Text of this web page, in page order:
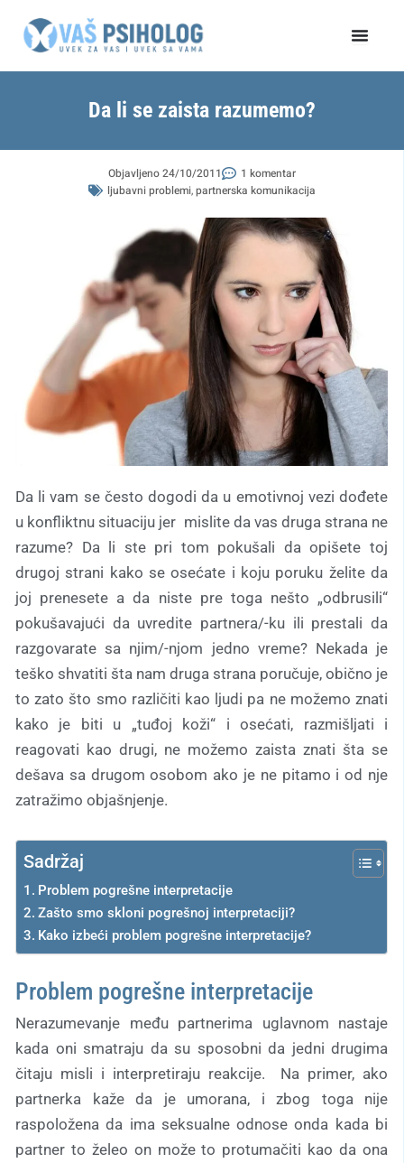
Da li se zaista razumemo?
Objavljeno24/10/2011
1 komentar
ljubavni problemi,partnerska komunikacija
Da li vam se često dogodi da u emotivnoj vezi dođete
u konfliktnu situaciju jer mislite da vas druga strana ne
razume? Da li ste pri tom pokušali da opišete toj
drugoj strani kako se osećate i koju poruku želite da
joj prenesete a da niste pre toga nešto „odbrusili“
pokušavajući da uvredite partnera/-ku ili prestali da
razgovarate sa njim/-njom jedno vreme? Nekada je
teško shvatiti šta nam druga strana poručuje, obično je
to zato što smo različiti kao ljudi pa ne možemo znati
kako je biti u „tuđoj koži“ i osećati, razmišljati i
reagovati kao drugi, ne možemo zaista znati šta se
dešava sa drugom osobom ako je ne pitamo i od nje
zatražimo objašnjenje.
Sadržaj
Problem pogrešne interpretacije
Zašto smo skloni pogrešnoj interpretaciji?
Kako izbeći problem pogrešne interpretacije?
Problem pogrešne interpretacije
Nerazumevanje među partnerima uglavnom nastaje
kada oni smatraju da su sposobni da jedni drugima
čitaju misli i interpretiraju reakcije. Na primer, ako
partnerka kaže da je umorana, i zbog toga nije
raspoložena da ima seksualne odnose onda kada bi
partner to želeo on može to protumačiti kao da ona